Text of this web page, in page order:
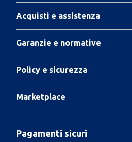
Acquisti e assistenza
Garanzie e normative
Policy e sicurezza
Marketplace
Pagamenti sicuri